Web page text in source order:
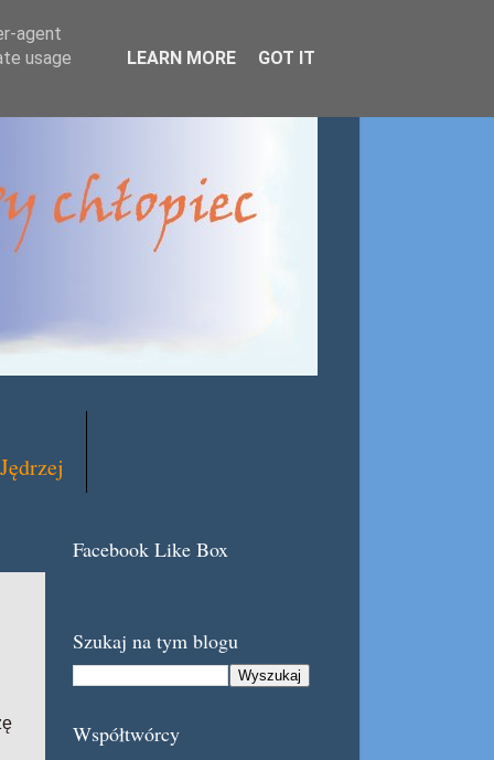
Facebook Like Box
Szukaj na tym blogu
Współtwórcy
agent
usage
LEARN MORE GOT IT